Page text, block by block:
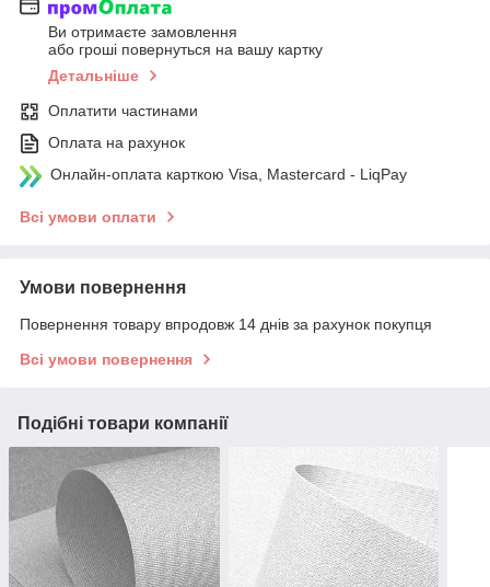
Ви отримаєте замовлення
або гроші повернуться на вашу картку
Детальніше
Оплатити частинами
Оплата на рахунок
Онлайн-оплата карткою Visa, Mastercard - LiqPay
Всі умови оплати
Умови повернення
Повернення товару впродовж 14 днів за рахунок покупця
Всі умови повернення
Подібні товари компанії